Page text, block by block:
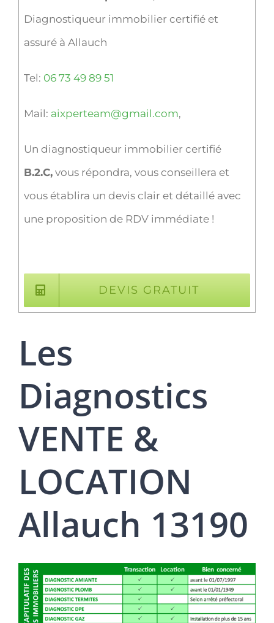
Diagnostiqueur immobilier certifié et
assuré à Allauch
Tel: 06 73 49 89 51
Mail: aixperteam@gmail.com,
Un diagnostiqueur immobilier certifié
B.2.C,vous répondra, vous conseillera et
vous établira un devis clair et détaillé avec
une proposition de RDV immédiate !
DEVIS GRATUIT
Les
Diagnostics
VENTE &
LOCATION
Allauch 13190